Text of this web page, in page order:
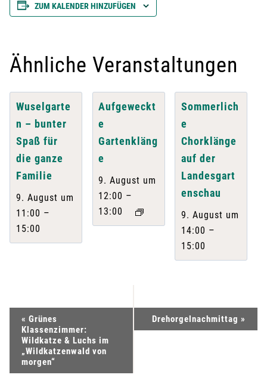
ZUM KALENDER HINZUFÜGEN
Ähnliche Veranstaltungen
Wuselgarte
n – bunter
Spaß für
die ganze
Familie
9. August um
11:00 –
15:00
Aufgeweckt
e
Gartenkläng
e
9. August um
12:00 –
13:00
Sommerlich
e
Chorklänge
auf der
Landesgart
enschau
9. August um
14:00 –
15:00
r
« Grünes
Klassenzimmer:
Wildkatze & Luchs im
„Wildkatzenwald von
morgen“
Drehorgelnachmittag »